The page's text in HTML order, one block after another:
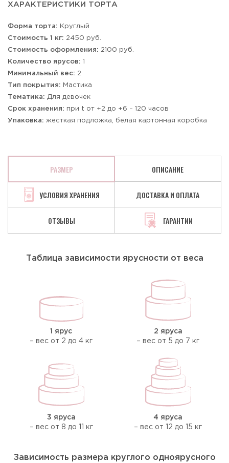
ХАРАКТЕРИСТИКИ ТОРТА
Форма торта: Круглый
Стоимость 1 кг: 2450 руб.
Стоимость оформления: 2100 руб.
Количество ярусов: 1
Минимальный вес: 2
Тип покрытия: Мастика
Тематика: Для девочек
Срок хранения: при t от +2 до +6 – 120 часов
Упаковка: жесткая подложка, белая картонная коробка
РАЗМЕР ОПИСАНИЕ
УСЛОВИЯ ХРАНЕНИЯ ДОСТАВКА И ОПЛАТА
ОТЗЫВЫ ГАРАНТИИ
Таблица зависимости ярусности от веса
1 ярус
– вес от 2 до 4 кг
2 яруса
– вес от 5 до 7 кг
3 яруса
– вес от 8 до 11 кг
4 яруса
– вес от 12 до 15 кг
Зависимость размера круглого одноярусного